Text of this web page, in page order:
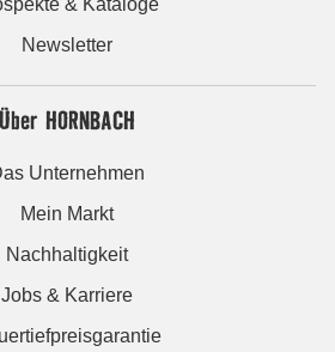
& Kataloge
Newsletter
Über HORNBACH
Unternehmen
Mein Markt
Nachhaltigkeit
Jobs & Karriere